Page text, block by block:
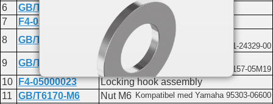
6
GB/T5783-M6X25
Bolt M6x25
7
F4-05000020
Locking hook assembly
8
GB/T97.1-5 Washer 5
Kompatibel med Yamaha 6Y1-24329-00
9 GB/T818-M5X16 Screw M5x16
Kompatibel med Yamaha 90157-05M19
10 F4-05000023
Locking hook assembly
11
GB/T6170-M6 Nut M6 Kompatibel med Yamaha 95303-06600